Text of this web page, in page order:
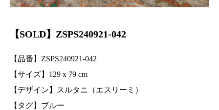
【SOLD】ZSPS240921-042
【品番】ZSPS240921-042
【サイズ】129 x 79 cm
【デザイン】スルタニ（エスリーミ）
【タグ】ブルー